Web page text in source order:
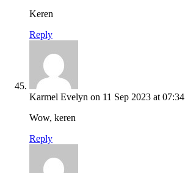
Keren
Reply
Karmel Evelyn on 11 Sep 2023 at 07:34
Wow, keren
Reply